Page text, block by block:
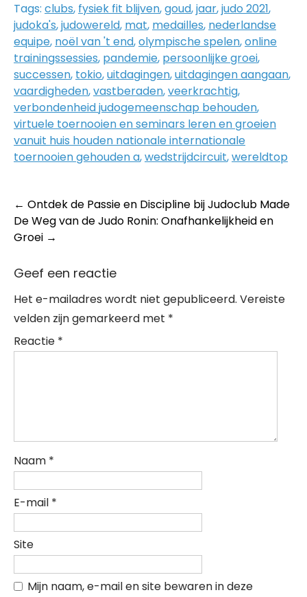
Tags: clubs, fysiek fit blijven,goud,jaar,judo 2021,
judoka's,judowereld, mat, medailles, nederlandse
equipe, noël van 't end,olympische spelen,online
trainingssessies, pandemie, persoonlijke groei,
successen, tokio,uitdagingen,uitdagingen aangaan,
vaardigheden,vastberaden,veerkrachtig,
verbondenheid judogemeenschap behouden,
virtuele toernooien en seminars leren en groeien
vanuit huis houden nationale internationale
toernooien gehouden a,wedstrijdcircuit,wereldtop
Post
navigation
← Ontdek de Passie en Discipline bij Judoclub Made
De Weg van de Judo Ronin: Onafhankelijkheid en
Groei →
Geef een reactie
Het e-mailadres wordt niet gepubliceerd. Vereiste
velden zijn gemarkeerd met *
Reactie *
Naam *
E-mail *
Site
Mijn naam, e-mail en site bewaren in deze